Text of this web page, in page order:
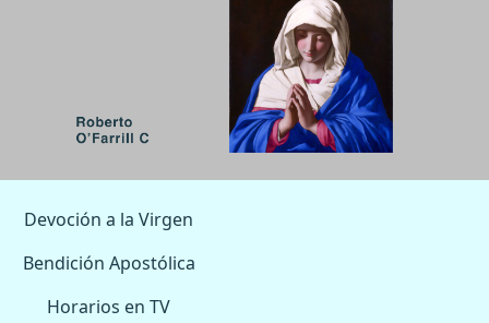
Devoción a la Virgen
Bendición Apostólica
Horarios en TV